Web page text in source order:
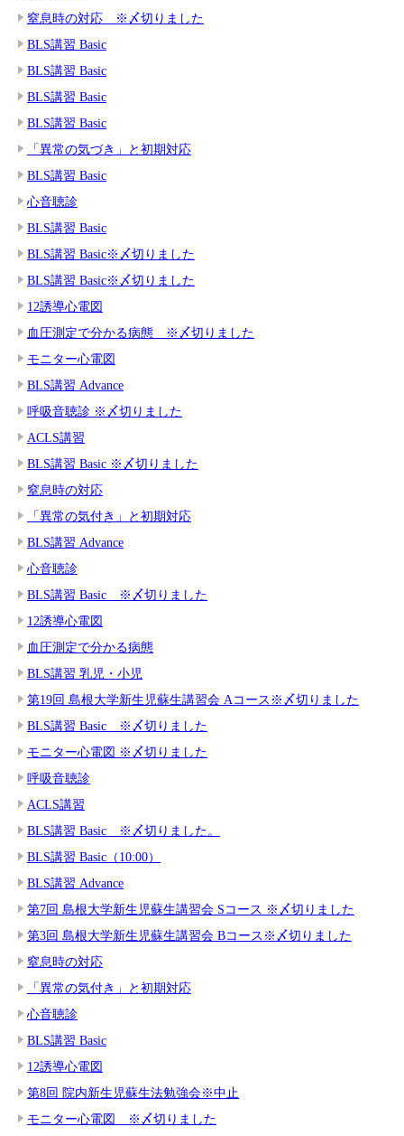
窒息時の対応 ※〆切りました
BLS講習 Basic
BLS講習 Basic
BLS講習 Basic
BLS講習 Basic
「異常の気づき」と初期対応
BLS講習 Basic
心音聴診
BLS講習 Basic
BLS講習 Basic※〆切りました
BLS講習 Basic※〆切りました
12誘導心電図
血圧測定で分かる病態 ※〆切りました
モニター心電図
BLS講習 Advance
呼吸音聴診 ※〆切りました
ACLS講習
BLS講習 Basic ※〆切りました
窒息時の対応
「異常の気付き」と初期対応
BLS講習 Advance
心音聴診
BLS講習 Basic ※〆切りました
12誘導心電図
血圧測定で分かる病態
BLS講習 乳児・小児
第19回 島根大学新生児蘇生講習会 Aコース※〆切りました
BLS講習 Basic ※〆切りました
モニター心電図 ※〆切りました
呼吸音聴診
ACLS講習
BLS講習 Basic ※〆切りました。
BLS講習 Basic（10:00）
BLS講習 Advance
第7回 島根大学新生児蘇生講習会 Sコース ※〆切りました
第3回 島根大学新生児蘇生講習会 Bコース※〆切りました
窒息時の対応
「異常の気付き」と初期対応
心音聴診
BLS講習 Basic
12誘導心電図
第8回 院内新生児蘇生法勉強会※中止
モニター心電図 ※〆切りました